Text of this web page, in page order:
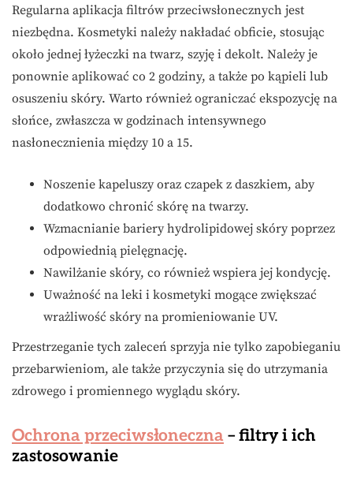
Regularna aplikacja filtrów przeciwsłonecznych jest
niezbędna. Kosmetyki należy nakładać obficie, stosując
około jednej łyżeczki na twarz, szyję i dekolt. Należy je
ponownie aplikować co 2 godziny, a także po kąpieli lub
osuszeniu skóry. Warto również ograniczać ekspozycję na
słońce, zwłaszcza w godzinach intensywnego
nasłonecznienia między 10 a 15.
Noszenie kapeluszy oraz czapek z daszkiem, aby
dodatkowo chronić skórę na twarzy.
Wzmacnianie bariery hydrolipidowej skóry poprzez
odpowiednią pielęgnację.
Nawilżanie skóry, co również wspiera jej kondycję.
Uważność na leki i kosmetyki mogące zwiększać
wrażliwość skóry na promieniowanie UV.
Przestrzeganie tych zaleceń sprzyja nie tylko zapobieganiu
przebarwieniom, ale także przyczynia się do utrzymania
zdrowego i promiennego wyglądu skóry.
Ochrona przeciwsłoneczna – filtry i ich
zastosowanie